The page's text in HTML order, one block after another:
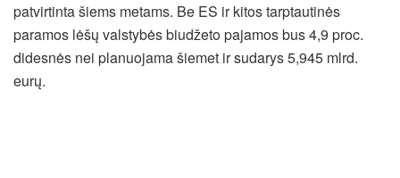
patvirtinta šiems metams. Be ES ir kitos tarptautinės
paramos lėšų valstybės biudžeto pajamos bus 4,9 proc.
didesnės nei planuojama šiemet ir sudarys 5,945 mlrd.
eurų.